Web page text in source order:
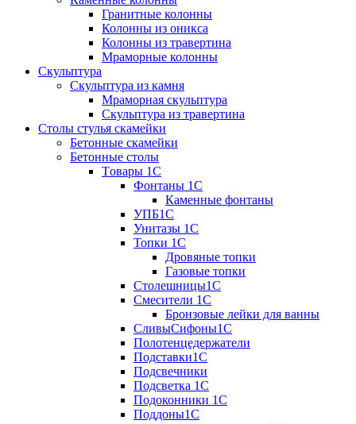
Гранитные колонны
Колонны из оникса
Колонны из травертина
Мраморные колонны
Скульптура
Скульптура из камня
Мраморная скульптура
Скульптура из травертина
Столы стулья скамейки
Бетонные скамейки
Бетонные столы
Tовары 1C
Фонтаны 1C
Каменные фонтаны
УПБ1С
Унитазы 1С
Топки 1С
Дровяные топки
Газовые топки
Столешницы1С
Смесители 1С
Бронзовые лейки для ванны
СливыСифоны1С
Полотенцедержатели
Подставки1С
Подсвечники
Подсветка 1С
Подоконники 1С
Поддоны1С